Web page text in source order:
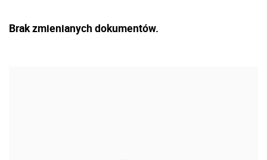
Brak zmienianych dokumentów.